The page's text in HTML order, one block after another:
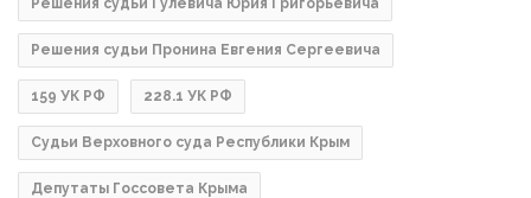
Решения судьи Гулевича Юрия Григорьевича
Решения судьи Пронина Евгения Сергеевича
159 УК РФ 228.1 УК РФ
Судьи Верховного суда Республики Крым
Депутаты Госсовета Крыма